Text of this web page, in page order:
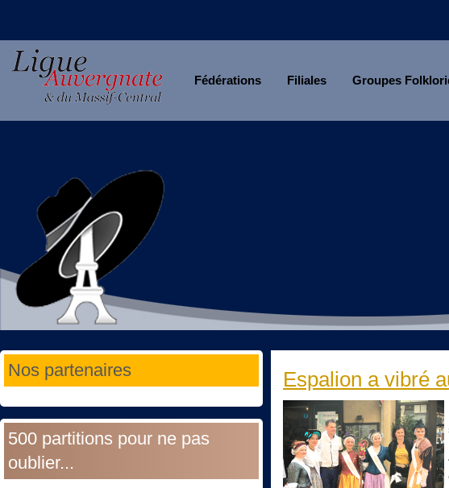
Fédérations Filiales Groupes
Nos partenaires
500 partitions pour ne pas
oublier...
Espalion a vibré